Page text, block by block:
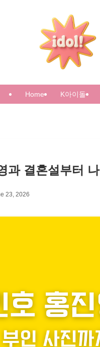
Home K아이돌
과 결혼설부터
23, 2026